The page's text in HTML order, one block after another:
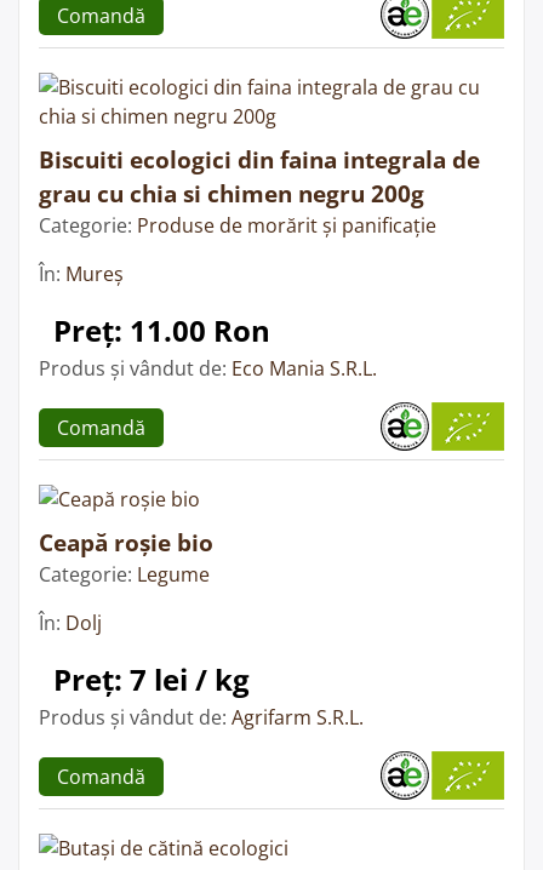
Comandă
Biscuiti ecologici din faina integrala de
grau cu chia si chimen negru 200g
Categorie: Produse de morărit și panificație
În: Mureș
Preț: 11.00 Ron
Produs și vândut de: Eco Mania S.R.L.
Comandă
Ceapă roșie bio
Categorie: Legume
În: Dolj
Preț: 7 lei / kg
Produs și vândut de: Agrifarm S.R.L.
Comandă